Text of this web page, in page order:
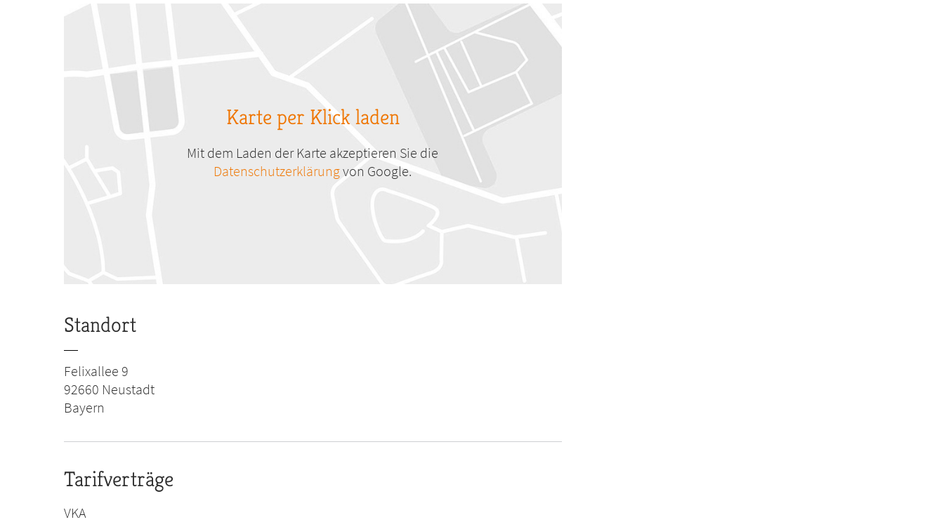
Karte per Klick laden
Mit dem Laden der Karte akzeptieren Sie die
Datenschutzerklärungvon Google.
Standort
Felixallee 9
92660 Neustadt
Bayern
Tarifverträge
VKA